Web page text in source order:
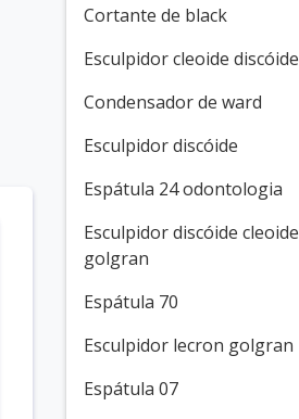
Cortante de black
Esculpidor cleoide discóide
Condensador de ward
Esculpidor discóide
Espátula 24 odontologia
Esculpidor discóide cleoide
golgran
Espátula 70
Esculpidor lecron golgran
Espátula 07